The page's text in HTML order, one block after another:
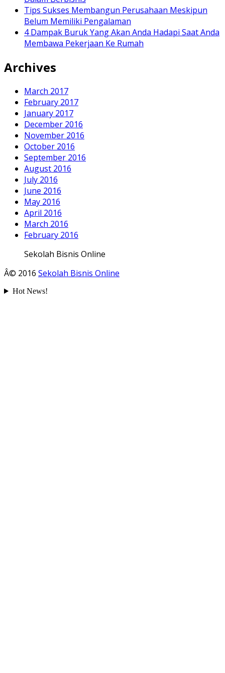
Tips Sukses Membangun Perusahaan Meskipun
Belum Memiliki Pengalaman
4 Dampak Buruk Yang Akan Anda Hadapi Saat Anda
Membawa Pekerjaan Ke Rumah
Archives
March 2017
February 2017
January 2017
December 2016
November 2016
October 2016
September 2016
August 2016
July 2016
June 2016
May 2016
April 2016
March 2016
February 2016
Sekolah Bisnis Online
Â© 2016 Sekolah Bisnis Online
Hot News!